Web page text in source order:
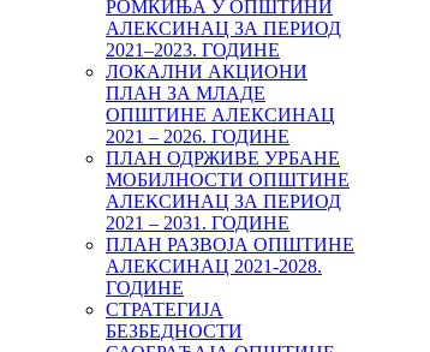
РОМКИЊА У ОПШТИНИ
AЛЕКСИНАЦ ЗА ПЕРИОД
2021–2023. ГОДИНE
ЛОКАЛНИ АКЦИОНИ
ПЛАН ЗА МЛАДЕ
ОПШТИНЕ АЛЕКСИНАЦ
2021 – 2026. ГОДИНЕ
ПЛАН ОДРЖИВЕ УРБАНЕ
МОБИЛНОСТИ ОПШТИНЕ
АЛЕКСИНАЦ ЗА ПЕРИОД
2021 – 2031. ГОДИНЕ
ПЛАН РАЗВОЈА ОПШТИНЕ
АЛЕКСИНАЦ 2021-2028.
ГОДИНЕ
СТРАТЕГИЈА
БЕЗБЕДНОСТИ